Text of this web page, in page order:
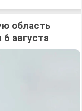
область
августа